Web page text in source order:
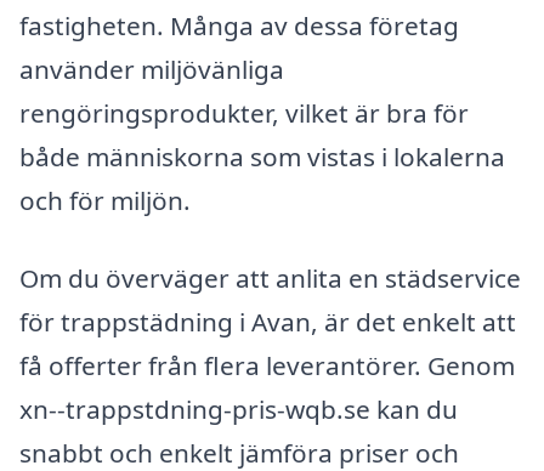
fastigheten. Många av dessa företag
använder miljövänliga
rengöringsprodukter, vilket är bra för
både människorna som vistas i lokalerna
och för miljön.
Om du överväger att anlita en städservice
för trappstädning i Avan, är det enkelt att
få offerter från flera leverantörer. Genom
xn--trappstdning-pris-wqb.se kan du
snabbt och enkelt jämföra priser och